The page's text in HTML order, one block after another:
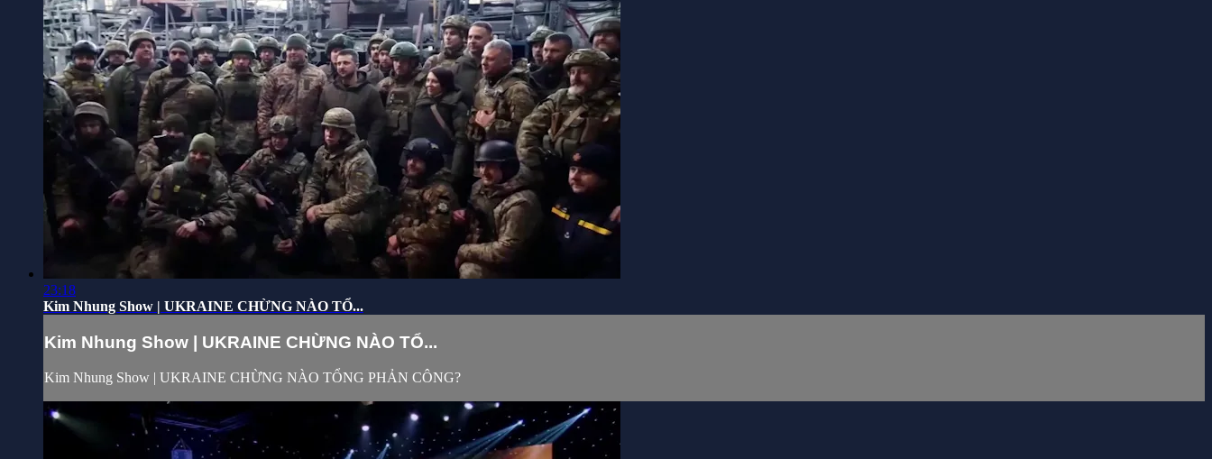
23:18
Kim Nhung Show | UKRAINE CHỪNG NÀO TỔ...
Kim Nhung Show | UKRAINE CHỪNG NÀO TỔ...
Kim Nhung Show | UKRAINE CHỪNG NÀO TỔNG PHẢN CÔNG?